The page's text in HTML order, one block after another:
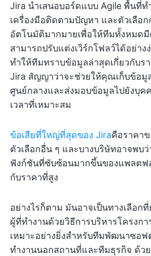
Jira นำเสนอบอร์ดแบบ Agile พื้นที่ท
เครื่องมือติดตามปัญหา และตัวเลือก
อัตโนมัติมากมายเพื่อให้ทีมทั้งหมด
สามารถปรับแต่งเวิร์กโฟลว์ได้อย่าง
ทำให้ทีมทราบข้อมูลล่าสุดเกี่ยวกับร
Jira สัญญาว่าจะช่วยให้คุณเก็บข้อมู
ศูนย์กลางและส่งมอบข้อมูลไปยังบุค
เวลาที่เหมาะสม
ข้อเสียที่ใหญ่ที่สุดของ Jiraคือราคา
ตัวเลือกอื่น ๆ และบางบริษัทอาจพบว่
ฟังก์ชันที่ซับซ้อนมากขึ้นของแพลตฟ
กับราคาที่สูง
อย่างไรก็ตาม มันอาจเป็นทางเลือก
ผู้ที่ทำงานด้วยวิธีการบริหารโครงก
เหมาะอย่างยิ่งสำหรับทีมพัฒนาซอฟ
ทำงานนอกสถานที่และทีมธุรกิจ ด้ว